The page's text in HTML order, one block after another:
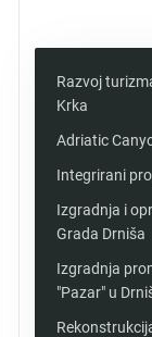
Razvoj
Krka
Adriatic
Integrirani
Izgradnja i
Grada Drniša
Izgradnja
"Pazar" u